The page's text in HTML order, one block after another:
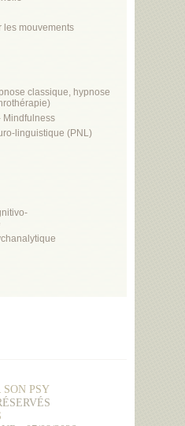
les mouvements
classique, hypnose
Mindfulness
linguistique (PNL)
SON PSY